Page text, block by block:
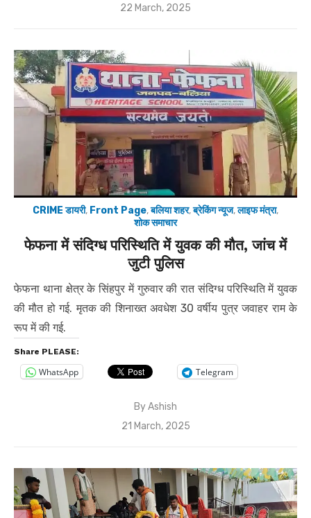
Posted
22 March, 2025
CRIME डायरी, Front Page,बलिया शहर,ब्रेकिंग न्यूज,लाइफ मंत्रा,
शोक समाचार
फेफना में संदिग्ध परिस्थिति में युवक की मौत, जांच में
जुटी पुलिस
फेफना थाना क्षेत्र के सिंहपुर में गुरुवार की रात संदिग्ध परिस्थिति में युवक
की मौत हो गई. मृतक की शिनाख्त अवधेश 30 वर्षीय पुत्र जवाहर राम के
रूप में की गई.
Share PLEASE:
WhatsApp Telegram
ByAshish
Posted
21 March, 2025